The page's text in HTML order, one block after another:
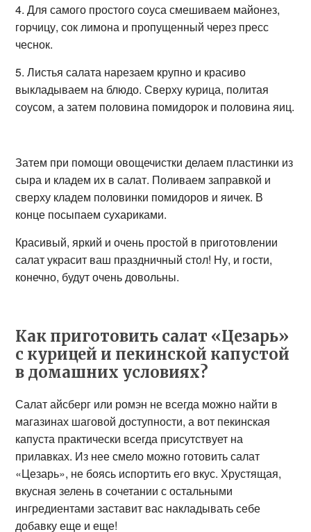
4. Для самого простого соуса смешиваем майонез,
горчицу, сок лимона и пропущенный через пресс
чеснок.
5. Листья салата нарезаем крупно и красиво
выкладываем на блюдо. Сверху курица, политая
соусом, а затем половина помидорок и половина яиц.
Затем при помощи овощечистки делаем пластинки из
сыра и кладем их в салат. Поливаем заправкой и
сверху кладем половинки помидоров и яичек. В
конце посыпаем сухариками.
Красивый, яркий и очень простой в приготовлении
салат украсит ваш праздничный стол! Ну, и гости,
конечно, будут очень довольны.
Как приготовить салат «Цезарь»
с курицей и пекинской капустой
в домашних условиях?
Салат айсберг или ромэн не всегда можно найти в
магазинах шаговой доступности, а вот пекинская
капуста практически всегда присутствует на
прилавках. Из нее смело можно готовить салат
«Цезарь», не боясь испортить его вкус. Хрустящая,
вкусная зелень в сочетании с остальными
ингредиентами заставит вас накладывать себе
добавку еще и еще!